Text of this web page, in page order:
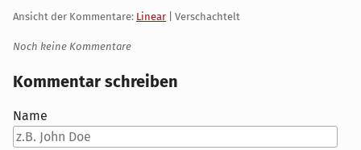
Ansicht der Kommentare: Linear | Verschachtelt
Noch keine Kommentare
Kommentar schreiben
Name